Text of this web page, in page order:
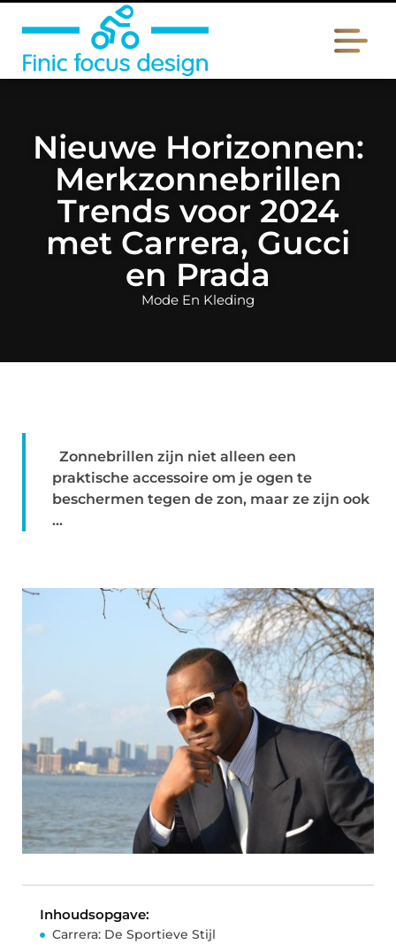
Nieuwe Horizonnen:
Merkzonnebrillen
Trends voor 2024
met Carrera, Gucci
en Prada
Mode En Kleding
Zonnebrillen zijn niet alleen een
praktische accessoire om je ogen te
beschermen tegen de zon, maar ze zijn ook
...
Inhoudsopgave:
Carrera: De Sportieve Stijl